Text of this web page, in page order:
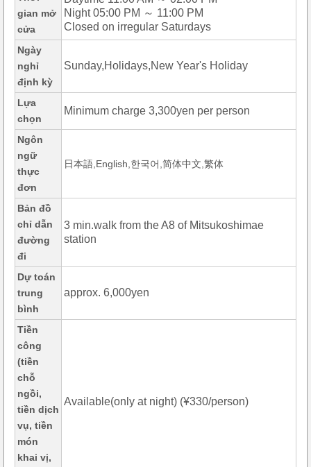
gian mở
cửa
Night 05:00 PM ～ 11:00 PM
Closed on irregular Saturdays
Ngày
nghỉ
định kỳ
Sunday,Holidays,New Year's Holiday
Lựa
chọn
Minimum charge 3,300yen per person
Ngôn
ngữ
thực
đơn
日本語,English,한국어,简体中文,繁体
Bản đồ
chỉ dẫn
đường
đi
3 min.walk from the A8 of Mitsukoshimae
station
Dự toán
trung
bình
approx. 6,000yen
Tiền
công
(tiền
chỗ
ngồi,
tiền dịch
vụ, tiền
món
khai vị,
Available(only at night) (¥330/person)